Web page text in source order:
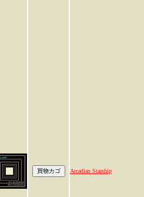
Arcadian Starship